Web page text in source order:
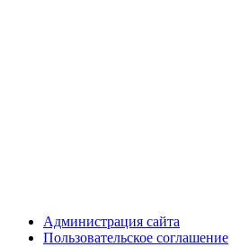
Администрация сайта
Пользовательское соглашение